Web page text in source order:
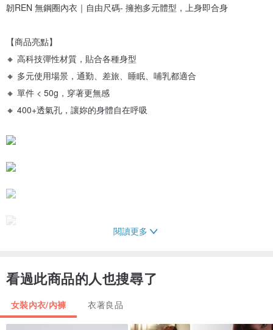
韌REN 無鋼圈內衣｜自由尺碼- 擁抱多元體型，上身即合身
【商品亮點】
🔸 高科技彈性材質，貼合各種身型
🔸 多元使用場景，通勤、差旅、睡眠、哺乳都適合
🔸 單件 < 50g，穿著更無感
🔸 400+透氣孔，讓妳的身體自在呼吸
面料：67% 聚醯胺纖維、33% 彈性纖維
閱讀更多
看過此商品的人也搜尋了
女裝內衣/內褲 衣著良品